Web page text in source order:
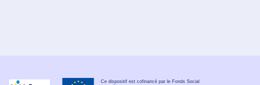
Ce dispositif est cofinancé par le Fonds Social